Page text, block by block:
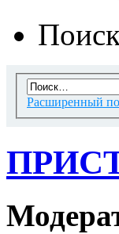
Расширенный